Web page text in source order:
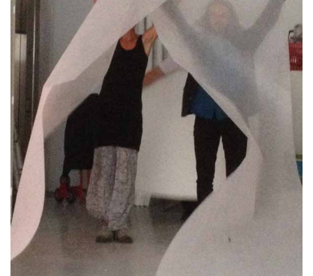
Som en bra konstskola värnar vi om kreativ
subjektivitet.
Ett eget konstnärlig språk ger kraftfulla verktyg att
själv påverka framtiden.
HITTA OSS
Göteborgs konstskola
Första Långgatan 10,
413 03 Göteborg, Sweden
KONTAKTA OSS
Telefon:
+46 31 14 80 61
info@gbgkonstskola.se